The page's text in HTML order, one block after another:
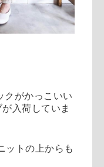
クがかっこいい
入荷していま
ットの上からも